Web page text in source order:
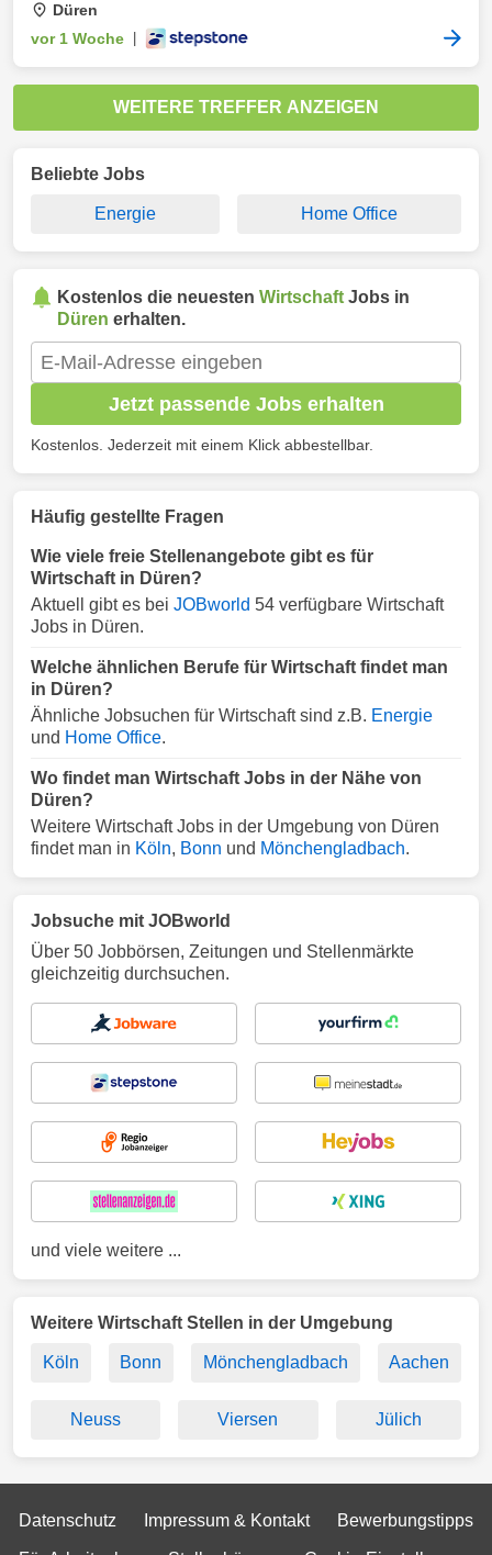
Düren
vor 1 Woche
WEITERE TREFFER ANZEIGEN
Beliebte Jobs
Energie Home Office
Kostenlos die neuesten Wirtschaft Jobs in
Düren erhalten.
Jetzt passende Jobs erhalten
Kostenlos. Jederzeit mit einem Klick abbestellbar.
Häufig gestellte Fragen
Wie viele freie Stellenangebote gibt es für
Wirtschaft in Düren?
Aktuell gibt es bei JOBworld 54 verfügbare Wirtschaft
Jobs in Düren.
Welche ähnlichen Berufe für Wirtschaft findet man
in Düren?
Ähnliche Jobsuchen für Wirtschaft sind z.B. Energie
und Home Office.
Wo findet man Wirtschaft Jobs in der Nähe von
Düren?
Weitere Wirtschaft Jobs in der Umgebung von Düren
findet man in Köln, Bonn und Mönchengladbach.
Jobsuche mit JOBworld
Über 50 Jobbörsen, Zeitungen und Stellenmärkte
gleichzeitig durchsuchen.
und viele weitere ...
Weitere Wirtschaft Stellen in der Umgebung
Köln Bonn Mönchengladbach Aachen
Neuss Viersen Jülich
Datenschutz Impressum & Kontakt Bewerbungstipps